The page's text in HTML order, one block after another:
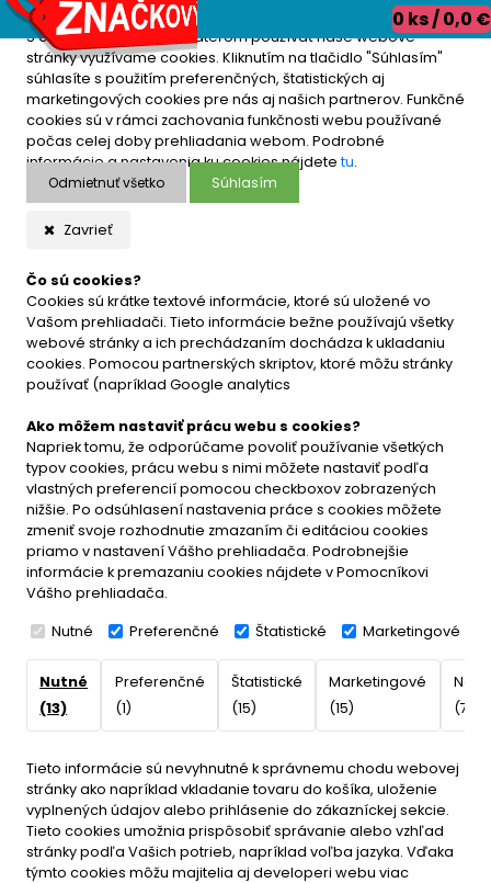
S cieľom uľahčiť používateľom používať naše webové
stránky využívame cookies. Kliknutím na tlačidlo "Súhlasím"
súhlasíte s použitím preferenčných, štatistických aj
marketingových cookies pre nás aj našich partnerov. Funkčné
cookies sú v rámci zachovania funkčnosti webu používané
počas celej doby prehliadania webom. Podrobné
informácie a nastavenia ku cookies nájdete tu.
Odmietnuť všetko
Súhlasím
Zavrieť
Čo sú cookies?
Cookies sú krátke textové informácie, ktoré sú uložené vo
Vašom prehliadači. Tieto informácie bežne používajú všetky
webové stránky a ich prechádzaním dochádza k ukladaniu
cookies. Pomocou partnerských skriptov, ktoré môžu stránky
používať (napríklad Google analytics
Ako môžem nastaviť prácu webu s cookies?
Napriek tomu, že odporúčame povoliť používanie všetkých
typov cookies, prácu webu s nimi môžete nastaviť podľa
vlastných preferencií pomocou checkboxov zobrazených
nižšie. Po odsúhlasení nastavenia práce s cookies môžete
zmeniť svoje rozhodnutie zmazaním či editáciou cookies
priamo v nastavení Vášho prehliadača. Podrobnejšie
informácie k premazaniu cookies nájdete v Pomocníkovi
Vášho prehliadača.
Nutné Preferenčné Štatistické Marketingové
Nutné
(13)
Preferenčné
(1)
Štatistické
(15)
Marketingové
(15)
(7)
Tieto informácie sú nevyhnutné k správnemu chodu webovej
stránky ako napríklad vkladanie tovaru do košíka, uloženie
vyplnených údajov alebo prihlásenie do zákazníckej sekcie.
Tieto cookies umožnia prispôsobiť správanie alebo vzhľad
stránky podľa Vašich potrieb, napríklad voľba jazyka. Vďaka
týmto cookies môžu majitelia aj developeri webu viac
0 ks / 0,0 €